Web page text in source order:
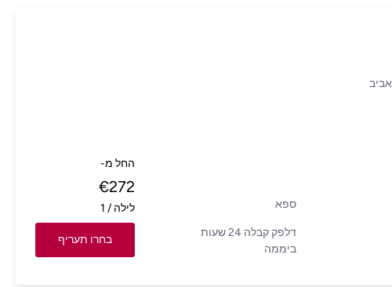
ספא
דלפק קבלה 24 שעות
ביממה
החל מ-
€272
לילה/
1
בחרו תעריף